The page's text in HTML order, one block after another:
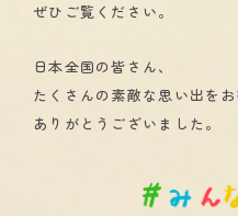
ぜひご覧ください。
日本全国の皆さん、
たくさんの素敵な思い出をお
ありがとうございました。